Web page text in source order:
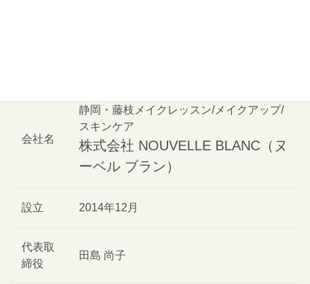
会社名
静岡・藤枝メイクレッスン/メイクアップ/
スキンケア
株式会社 NOUVELLE BLANC（ヌ
ーベル ブラン）
設立 2014年12月
代表取
締役
田島 尚子